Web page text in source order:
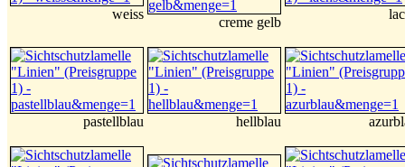
weiss
creme gelb
pastellblau hellblau